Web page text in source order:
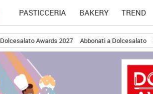
PASTICCERIA BAKERY TREND
Dolcesalato Awards 2027 Abbonati a Dolcesalato